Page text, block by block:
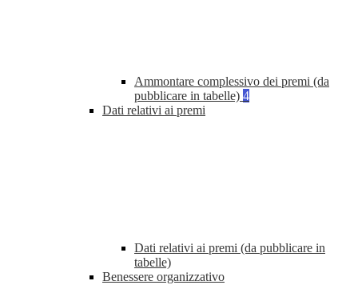
Ammontare complessivo dei premi (da
pubblicare in tabelle) 4
Dati relativi ai premi
Dati relativi ai premi (da pubblicare in
tabelle)
Benessere organizzativo